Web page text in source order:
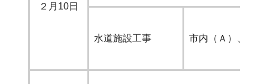
２月10日
水道施設工事 市内（Ａ）、準市